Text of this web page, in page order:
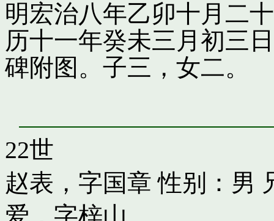
明宏治八年乙卯十月二
历十一年癸未三月初三
碑附图。子三，女二。
22世
赵表，字国章 性别：男